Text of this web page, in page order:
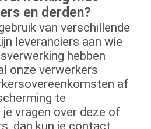
en derden?
van verschillende
leveranciers aan wie
hebben
onze verwerkers
af
te
vragen over deze of
dan kun je contact